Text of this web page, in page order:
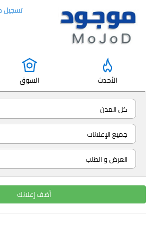
تسجيل
الأحدث السوق
أضف إعلانك